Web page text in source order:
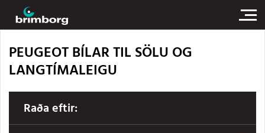
PEUGEOT BÍLAR TIL SÖLU OG
LANGTÍMALEIGU
Raða eftir: